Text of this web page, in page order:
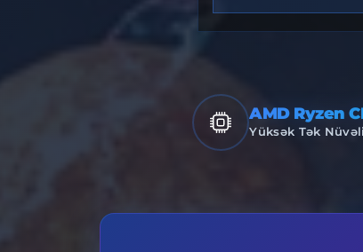
AMD Ryzen
Yüksək Tək